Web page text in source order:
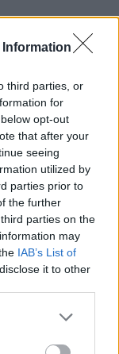
Information
third parties, or
for
opt-out
that after your
seeing
utilized by
parties prior to
the further
parties on the
may
IAB’s List of
it to other
more Google
may click to
3 év, 7 évre
egy
, magát a
2006-ban. A
szoftver
is érintette,
nagyon
szorosan
át kellett írni